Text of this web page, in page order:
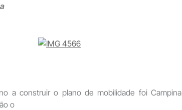
a construir o plano de mobilidade foi Campina
o